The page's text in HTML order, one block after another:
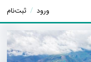
ورود / ثبت‌نام